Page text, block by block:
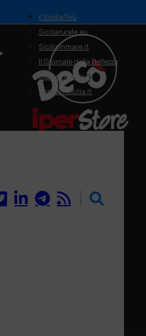
il SiciliaTivù
Siciliarurale.eu
Siciliammare.it
Il Giornale della Bellezza
Siciliamedica.it
Sanitainsicilia.it